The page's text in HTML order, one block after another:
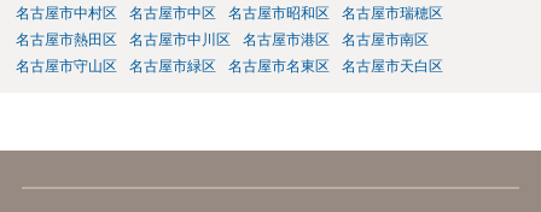
名古屋市中村区
名古屋市中区 名古屋市昭和区
名古屋市瑞穂区
名古屋市熱田区
名古屋市中川区 名古屋市港区
名古屋市南区
名古屋市守山区
名古屋市緑区 名古屋市名東区 名古屋市天白区